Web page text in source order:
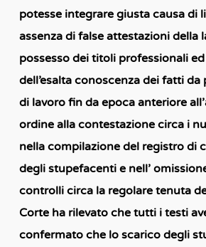
potesse integrare giusta causa di
assenza di false attestazioni della
possesso dei titoli professionali
dell’esalta conoscenza dei fatti
di lavoro fin da epoca anteriore
ordine alla contestazione circa i
nella compilazione del registro di
degli stupefacenti e nell’
controlli circa la regolare tenuta
Corte ha rilevato che tutti i testi
confermato che lo scarico degli